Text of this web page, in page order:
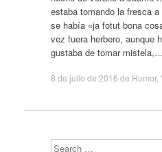
estaba tomando la fresca
se había «ja fotut bona
vez fuera herbero, aunque
gustaba de tomar mistela,…
8 de julio de 2016 de Humor,
Search